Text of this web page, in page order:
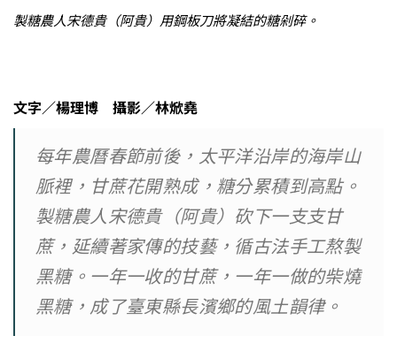
製糖農人宋德貴（阿貴）用鋼板刀將凝結的糖剁碎。
文字／楊理博 攝影／林焮堯
每年農曆春節前後，太平洋沿岸的海岸山
脈裡，甘蔗花開熟成，糖分累積到高點。
製糖農人宋德貴（阿貴）砍下一支支甘
蔗，延續著家傳的技藝，循古法手工熬製
黑糖。一年一收的甘蔗，一年一做的柴燒
黑糖，成了臺東縣長濱鄉的風土韻律。